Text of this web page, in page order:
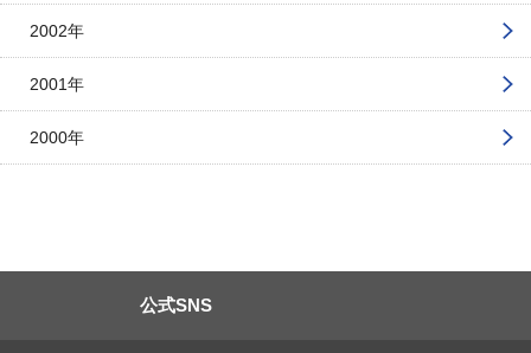
2002年
2001年
2000年
公式SNS